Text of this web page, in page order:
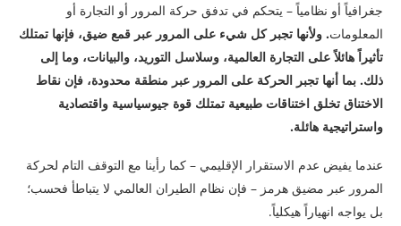
جغرافياً أو نظامياً – يتحكم في تدفق حركة المرور أو التجارة أو
المعلومات. ولأنها تجبر كل شيء على المرور عبر قمع ضيق، فإنها تمتلك
تأثيراً هائلاً على التجارة العالمية، وسلاسل التوريد، والبيانات، وما إلى
ذلك. بما أنها تجبر الحركة على المرور عبر منطقة محدودة، فإن نقاط
الاختناق تخلق اختناقات طبيعية تمتلك قوة جيوسياسية واقتصادية
واستراتيجية هائلة.
عندما يفيض عدم الاستقرار الإقليمي – كما رأينا مع التوقف التام لحركة
المرور عبر مضيق هرمز – فإن نظام الطيران العالمي لا يتباطأ فحسب؛
بل يواجه انهياراً هيكلياً.